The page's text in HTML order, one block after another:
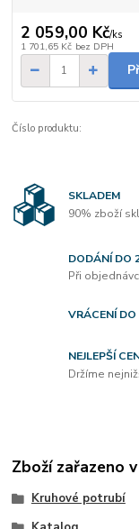
2 059,00 Kč/ks
1 701,65 Kč bez DPH
Číslo produktu:
SKLADEM
90% zboží
DODÁNÍ DO
Při
VRÁCENÍ
NEJLEPŠÍ
Držíme
Zboží zařazeno
Kruhové potrubí